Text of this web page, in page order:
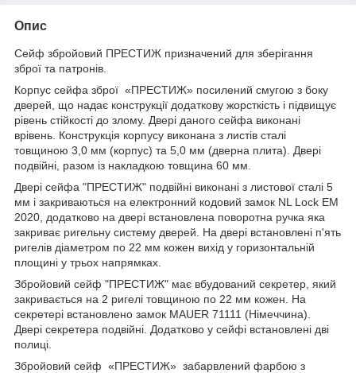
Опис
Сейф збройовий ПРЕСТИЖ призначений для зберігання
зброї та патронів.
Корпус сейфа зброї «ПРЕСТИЖ» посилений смугою з боку
дверей, що надає конструкції додаткову жорсткість і підвищує
рівень стійкості до злому. Двері даного сейфа виконані
врівень. Конструкція корпусу виконана з листів сталі
товщиною 3,0 мм (корпус) та 5,0 мм (дверна плита). Двері
подвійні, разом із накладкою товщина 60 мм.
Двері сейфа "ПРЕСТИЖ" подвійні виконані з листової сталі 5
мм і закриваються на електронний кодовий замок NL Lock EM
2020, додатково на двері встановлена поворотна ручка яка
закриває ригельну систему дверей. На двері встановлені п'ять
ригелів діаметром по 22 мм кожен вихід у горизонтальній
площині у трьох напрямках.
Збройовий сейф "ПРЕСТИЖ" має вбудований секретер, який
закривається на 2 ригелі товщиною по 22 мм кожен. На
секретері встановлено замок MAUER 71111 (Німеччина).
Двері секретера подвійні. Додатково у сейфі встановлені дві
полиці.
Збройовий сейф «ПРЕСТИЖ» забарвлений фарбою з